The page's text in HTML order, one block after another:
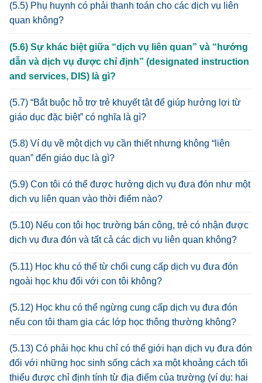
(5.5) Phụ huynh có phải thanh toán cho các dịch vụ liên
quan không?
(5.6) Sự khác biệt giữa “dịch vụ liên quan” và “hướng
dẫn và dịch vụ được chỉ định” (designated instruction
and services, DIS) là gì?
(5.7) “Bắt buộc hỗ trợ trẻ khuyết tật để giúp hưởng lợi từ
giáo dục đặc biệt” có nghĩa là gì?
(5.8) Ví dụ về một dịch vụ cần thiết nhưng không “liên
quan” đến giáo dục là gì?
(5.9) Con tôi có thể được hưởng dịch vụ đưa đón như một
dịch vụ liên quan vào thời điểm nào?
(5.10) Nếu con tôi học trường bán công, trẻ có nhận được
dịch vụ đưa đón và tất cả các dịch vụ liên quan không?
(5.11) Học khu có thể từ chối cung cấp dịch vụ đưa đón
ngoài học khu đối với con tôi không?
(5.12) Học khu có thể ngừng cung cấp dịch vụ đưa đón
nếu con tôi tham gia các lớp học thông thường không?
(5.13) Có phải học khu chỉ có thể giới hạn dịch vụ đưa đón
đối với những học sinh sống cách xa một khoảng cách tối
thiểu được chỉ định tính từ địa điểm của trường (ví dụ: hai